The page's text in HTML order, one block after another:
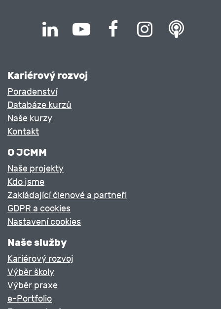
Kariérový rozvoj
Poradenství
Databáze kurzů
Naše kurzy
Kontakt
O JCMM
Naše projekty
Kdo jsme
Zakládající členové a partneři
GDPR a cookies
Nastavení cookies
Naše služby
Kariérový rozvoj
Výběr školy
Výběr praxe
e-Portfolio